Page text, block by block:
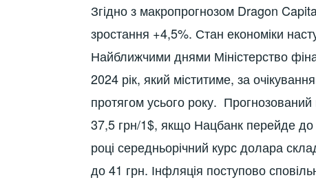
Згідно з макропрогнозом Dragon
зростання +4,5%. Стан економіки
Найближчими днями Міністерство
2024 рік, який міститиме, за
протягом усього року.
37,5 грн/1$, якщо Нацбанк перейде до
році середньорічний курс долара
до 41 грн. Інфляція поступово